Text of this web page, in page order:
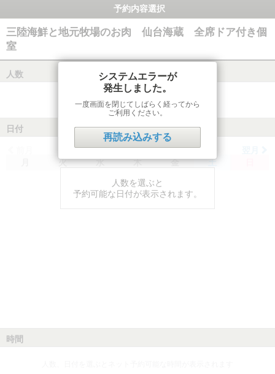
予約内容選択
三陸海鮮と地元牧場のお肉 仙台海蔵 全席ドア付き個
室
人数
日付
火 水 木 金 土
人数を選ぶと
予約可能な日付が表示されます。
時間
システムエラーが
発生しました。
一度画面を閉じてしばらく経ってから
ご利用ください。
再読み込みする